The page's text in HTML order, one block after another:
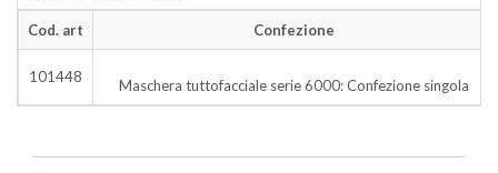
Cod. art Confezione
101448 Maschera tuttofacciale serie 6000: Confezione singola